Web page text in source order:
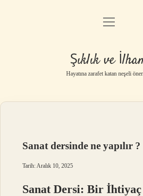
Anasayfa
Gizlilik Politikası
Yasal Uyarı
menüyü
Şıklık ve
Hayatına zarafet katan neşeli
Sanat dersinde ne yapılır ?
Tarih: Aralık 10, 2025
Sanat Dersi: Bir İhtiyaç